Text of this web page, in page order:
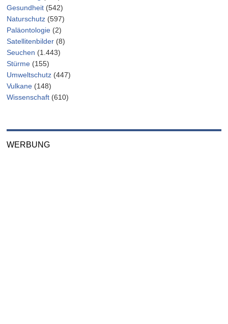
Gesundheit (542)
Naturschutz (597)
Paläontologie (2)
Satellitenbilder (8)
Seuchen (1.443)
Stürme (155)
Umweltschutz (447)
Vulkane (148)
Wissenschaft (610)
WERBUNG